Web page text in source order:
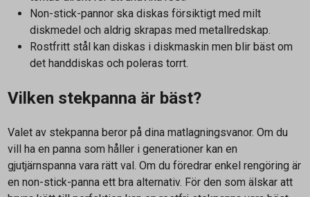
Non-stick-pannor ska diskas försiktigt med milt
diskmedel och aldrig skrapas med metallredskap.
Rostfritt stål kan diskas i diskmaskin men blir bäst om
det handdiskas och poleras torrt.
Vilken stekpanna är bäst?
Valet av stekpanna beror på dina matlagningsvanor. Om du
vill ha en panna som håller i generationer kan en
gjutjärnspanna vara rätt val. Om du föredrar enkel rengöring är
en non-stick-panna ett bra alternativ. För den som älskar att